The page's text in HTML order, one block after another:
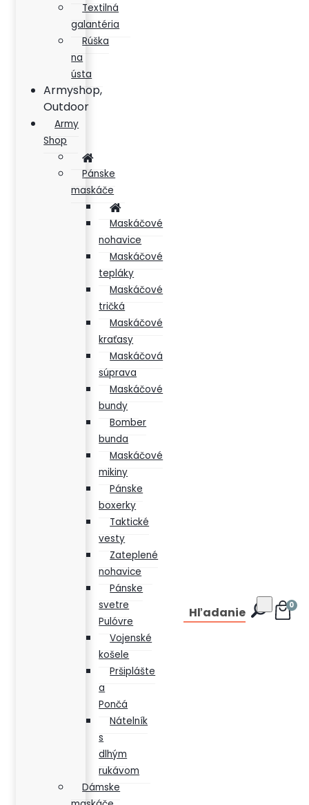
Textilná
galantéria
Rúška
na
ústa
Armyshop,
Outdoor
Army
Shop
Pánske
maskáče
Maskáčové
nohavice
Maskáčové
tepláky
Maskáčové
tričká
Maskáčové
kraťasy
Maskáčová
súprava
Maskáčové
bundy
Bomber
bunda
Maskáčové
mikiny
Pánske
boxerky
Taktické
vesty
Zateplené
nohavice
Pánske
svetre
Pulóvre
Vojenské
košele
Pršiplášte
a
Pončá
Nátelník
s
dlhým
rukávom
Dámske
Hľadanie 0